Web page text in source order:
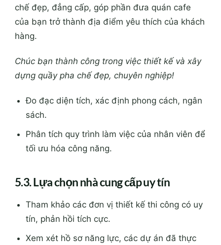
chế đẹp, đẳng cấp, góp phần đưa quán cafe
của bạn trở thành địa điểm yêu thích của khách
hàng.
Chúc bạn thành công trong việc thiết kế và xây
dựng quầy pha chế đẹp, chuyên nghiệp!
Đo đạc diện tích, xác định phong cách, ngân
sách.
Phân tích quy trình làm việc của nhân viên để
tối ưu hóa công năng.
5.3. Lựa chọn nhà cung cấp uy tín
Tham khảo các đơn vị thiết kế thi công có uy
tín, phản hồi tích cực.
Xem xét hồ sơ năng lực, các dự án đã thực